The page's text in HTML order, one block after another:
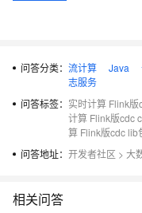
问答分类： 流计算 Java
志服务
问答标签： 实时计算 Flink
计算 Flink版cdc
算 Flink版cdc lib
问答地址： 开发者社区 > 大
相关问答